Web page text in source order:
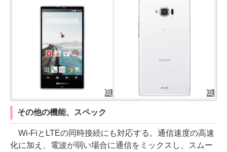
その他の機能、スペック
Wi-FiとLTEの同時接続にも対応する。通信速度の高速
化に加え、電波が弱い場合に通信をミックスし、スムー